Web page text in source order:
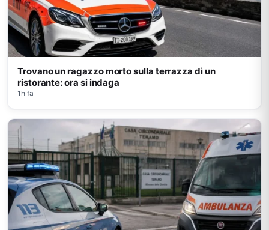
Trovano un ragazzo morto sulla terrazza di un
ristorante: ora si indaga
1h fa